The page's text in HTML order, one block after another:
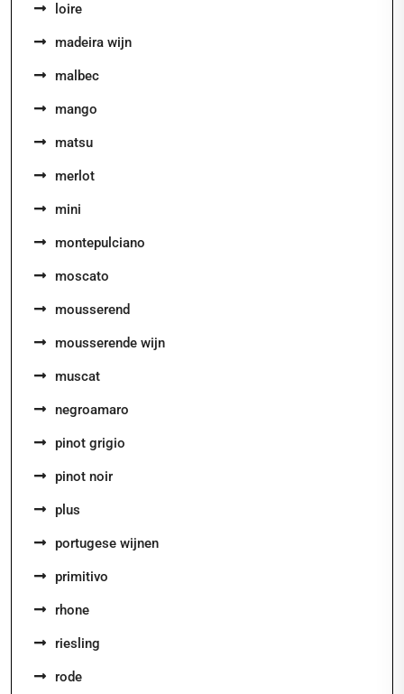
loire
madeira wijn
malbec
mango
matsu
merlot
mini
montepulciano
moscato
mousserend
mousserende wijn
muscat
negroamaro
pinot grigio
pinot noir
plus
portugese wijnen
primitivo
rhone
riesling
rode